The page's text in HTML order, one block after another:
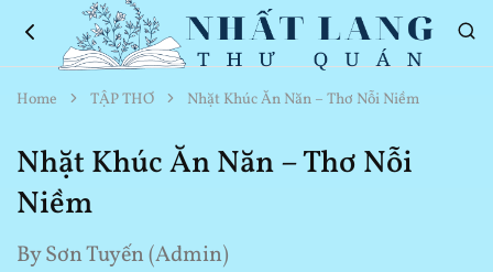
Nhất
Lang
Quán
Thơ
Hay
Cuộc
Sống
Home TẬP THƠ Nhặt Khúc Ăn Năn – Thơ Nỗi Niềm
Nhặt Khúc Ăn Năn – Thơ Nỗi
Niềm
BySơn Tuyến (Admin)